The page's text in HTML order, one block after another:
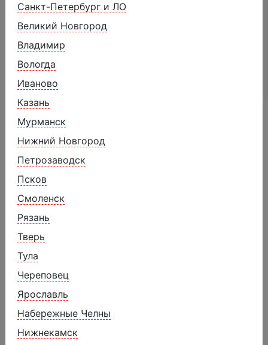
Санкт-Петербург и ЛО
Великий Новгород
Владимир
Вологда
Иваново
Казань
Мурманск
Нижний Новгород
Петрозаводск
Псков
Смоленск
Рязань
Тверь
Тула
Череповец
Ярославль
Набережные Челны
Нижнекамск
Страна производства:
до даты, указанной на упаковке
Похожие товары